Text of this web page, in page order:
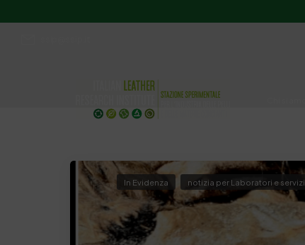
In Evidenza notizia per Laboratori e servizi